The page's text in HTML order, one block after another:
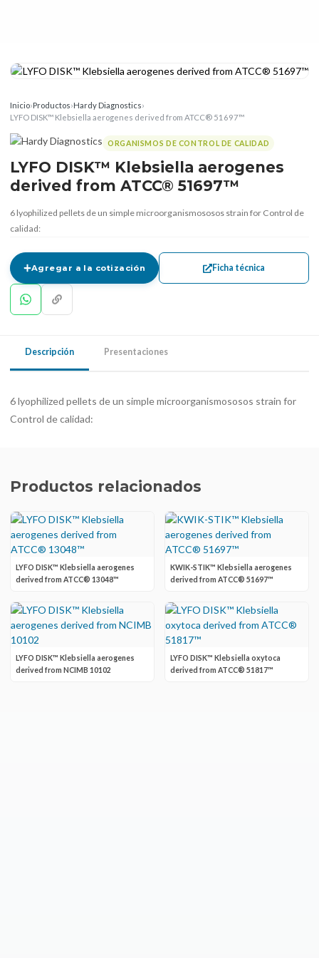
Inicio›Productos›Hardy Diagnostics›
LYFO DISK™ Klebsiella aerogenes derived from ATCC® 51697™
ORGANISMOS DE CONTROL DE CALIDAD
LYFO DISK™ Klebsiella aerogenes
derived from ATCC® 51697™
6 lyophilized pellets de un simple microorganismososos strain for Control de
calidad:
Agregar a la cotización Ficha técnica
Descripción Presentaciones
6 lyophilized pellets de un simple microorganismososos strain for
Control de calidad:
Productos relacionados
LYFO DISK™ Klebsiella aerogenes
derived from ATCC® 13048™
KWIK-STIK™ Klebsiella aerogenes
derived from ATCC® 51697™
LYFO DISK™ Klebsiella aerogenes
derived from NCIMB 10102
LYFO DISK™ Klebsiella oxytoca
derived from ATCC® 51817™